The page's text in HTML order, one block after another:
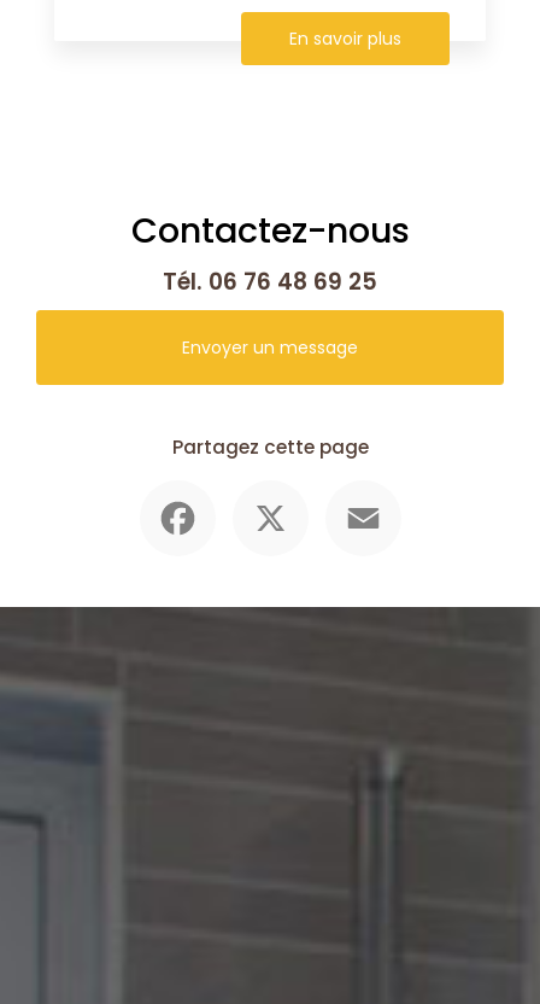
En savoir plus
Contactez-nous
Tél. 06 76 48 69 25
Envoyer un message
Partagez cette page